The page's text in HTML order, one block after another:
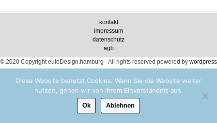
kontakt
impressum
datenschutz
agb
© 2020 Copyright euleDesign.hamburg - All rights reserved powered by wordpress
Diese Website benutzt Cookies. Wenn Sie die Website weiter
nutzen, gehen wir von Ihrem Einverständnis aus.
Ok Ablehnen